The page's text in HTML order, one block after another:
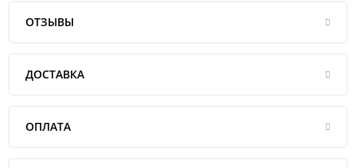
ОТЗЫВЫ
ДОСТАВКА
ОПЛАТА